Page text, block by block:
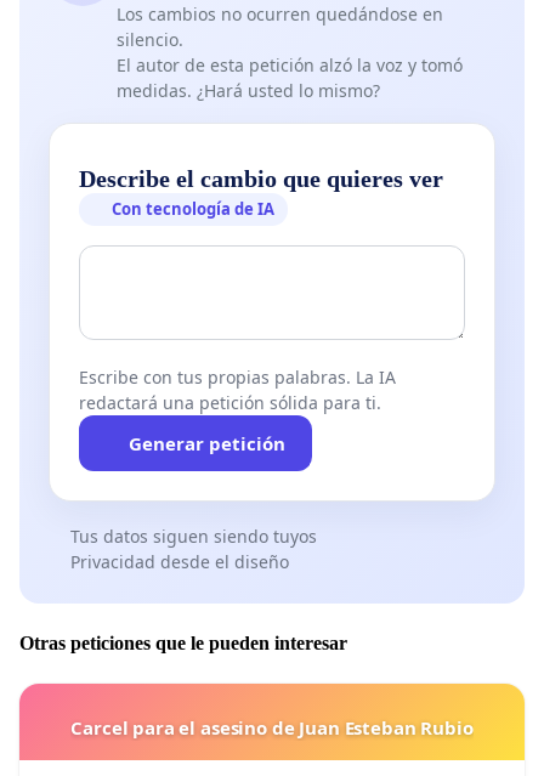
Los cambios no ocurren quedándose en
silencio.
El autor de esta petición alzó la voz y tomó
medidas. ¿Hará usted lo mismo?
Describe el cambio que quieres ver
Con tecnología de IA
Escribe con tus propias palabras. La IA
redactará una petición sólida para ti.
Generar petición
Tus datos siguen siendo tuyos
Privacidad desde el diseño
Otras peticiones que le pueden interesar
Carcel para el asesino de Juan Esteban Rubio